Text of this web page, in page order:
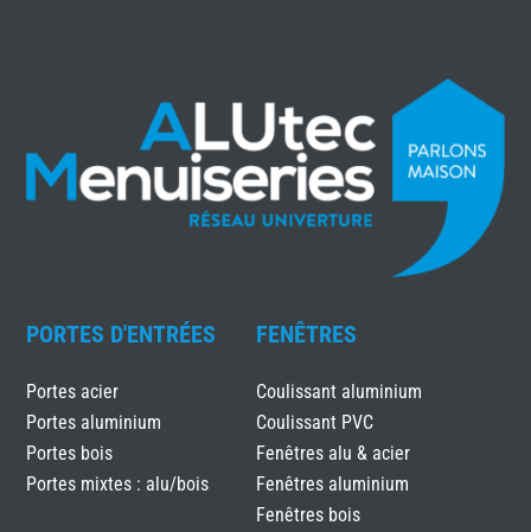
PORTES D'ENTRÉES
Portes acier
Portes aluminium
Portes bois
Portes mixtes : alu/bois
FENÊTRES
Coulissant aluminium
Coulissant PVC
Fenêtres alu & acier
Fenêtres aluminium
Fenêtres bois